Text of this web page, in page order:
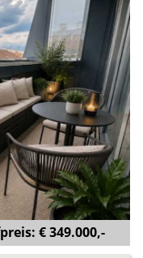
€ 349.000,-